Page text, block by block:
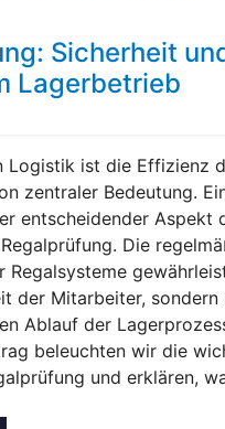
Sicherheit
Lagerbetrieb
Logistik ist die Effizienz
zentraler Bedeutung.
entscheidender Aspekt
Die
Regalsysteme
der Mitarbeiter, sondern
Ablauf der
beleuchten wir die
und erklären,